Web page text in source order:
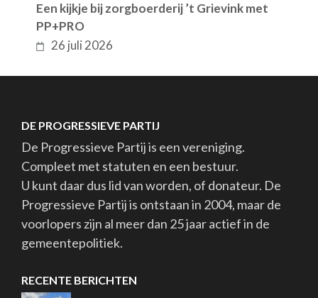
Een kijkje bij zorgboerderij ’t Grievink met
PP+PRO
26 juli 2026
DE PROGRESSIEVE PARTIJ
De Progressieve Partij is een vereniging.
Compleet met statuten en een bestuur.
U kunt daar dus lid van worden, of donateur. De
Progressieve Partij is ontstaan in 2004, maar de
voorlopers zijn al meer dan 25 jaar actief in de
gemeentepolitiek.
RECENTE BERICHTEN